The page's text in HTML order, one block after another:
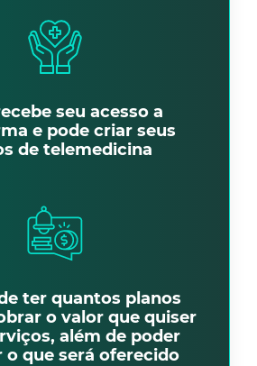
seu acesso a
e pode criar seus
de telemedicina
ter quantos planos
o valor que quiser
além de poder
o que será oferecido